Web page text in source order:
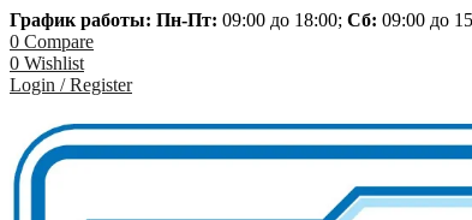
График работы: Пн-Пт: 09:00 до 18:00; Сб: 09:00 до
0 Compare
0 Wishlist
Login / Register